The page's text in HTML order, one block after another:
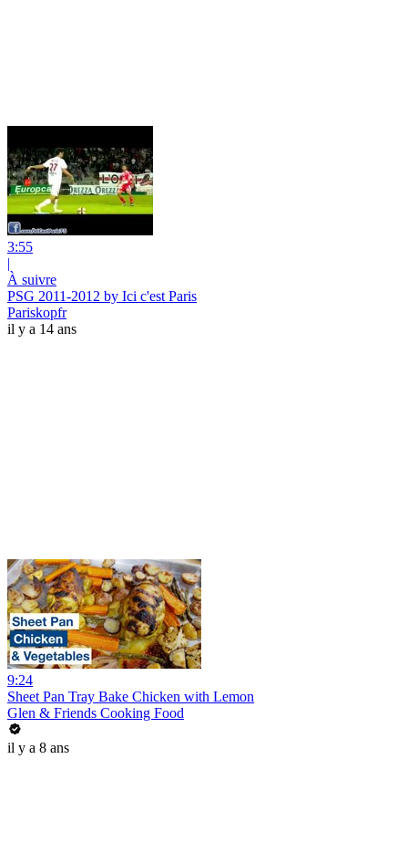
3:55
|
À suivre
PSG 2011-2012 by Ici c'est Paris
Pariskopfr
il y a 14 ans
9:24
Sheet Pan Tray Bake Chicken with Lemon
Glen & Friends Cooking Food
il y a 8 ans